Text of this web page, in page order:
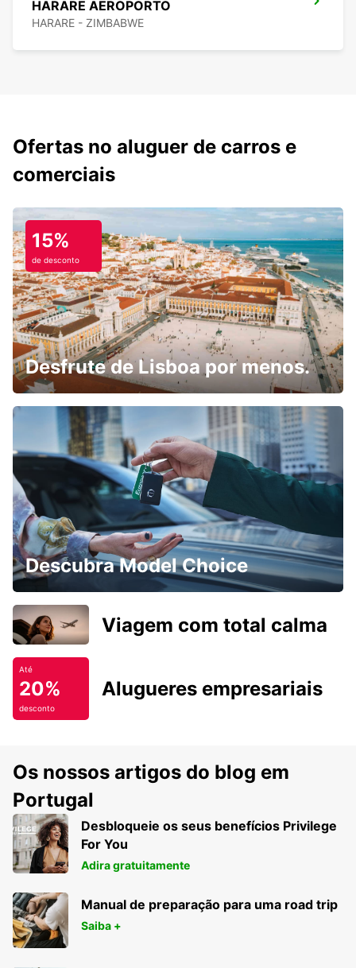
HARARE AEROPORTO
HARARE - ZIMBABWE
Ofertas no aluguer de carros e
comerciais
15%
de desconto
Desfrute de Lisboa por menos.
Descubra Model Choice
Viagem com total calma
Até
20%
desconto
Alugueres empresariais
Os nossos artigos do blog em
Portugal
Desbloqueie os seus benefícios Privilege
For You
Adira gratuitamente
Manual de preparação para uma road trip
Saiba +